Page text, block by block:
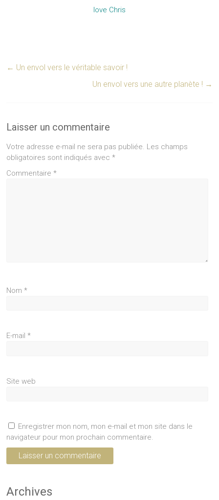
love Chris
← Un envol vers le véritable savoir !
Un envol vers une autre planète ! →
Laisser un commentaire
Votre adresse e-mail ne sera pas publiée. Les champs
obligatoires sont indiqués avec*
Commentaire*
Nom*
E-mail*
Site web
Enregistrer mon nom, mon e-mail et mon site dans le
navigateur pour mon prochain commentaire.
Archives